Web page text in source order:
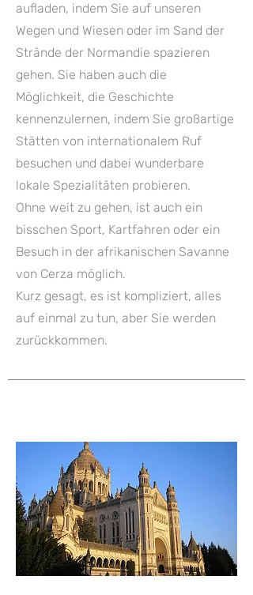
aufladen, indem Sie auf unseren
Wegen und Wiesen oder im Sand der
Strände der Normandie spazieren
gehen. Sie haben auch die
Möglichkeit, die Geschichte
kennenzulernen, indem Sie großartige
Stätten von internationalem Ruf
besuchen und dabei wunderbare
lokale Spezialitäten probieren.
Ohne weit zu gehen, ist auch ein
bisschen Sport, Kartfahren oder ein
Besuch in der afrikanischen Savanne
von Cerza möglich.
Kurz gesagt, es ist kompliziert, alles
auf einmal zu tun, aber Sie werden
zurückkommen.